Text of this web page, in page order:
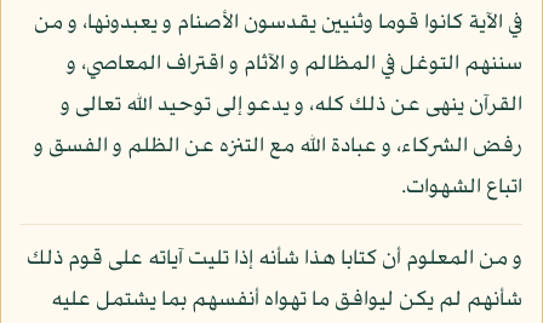
في الآية كانوا قوما وثنيين يقدسون الأصنام و يعبدونها، و من
سننهم التوغل في المظالم و الآثام و اقتراف المعاصي، و
القرآن ينهى عن ذلك كله، و يدعو إلى توحيد الله تعالى و
رفض الشركاء، و عبادة الله مع التنزه عن الظلم و الفسق و
اتباع الشهوات.
و من المعلوم أن كتابا هذا شأنه إذا تليت آياته على قوم ذلك
شأنهم لم يكن ليوافق ما تهواه أنفسهم بما يشتمل عليه